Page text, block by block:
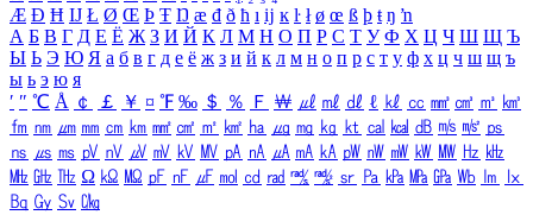
Æ Ð Ħ Ĳ Ł Ø Œ Þ Ŧ Ŋ æ đ ð ħ ı ĳ ĸ ŀ ł ø œ ß þ ŧ ŋ ŉ
А Б В Г Д Е Ё Ж З И Й К Л М Н О П Р С Т У Ф Х Ц Ч Ш Щ Ъ
Ы Ь Э Ю Я а б в г д е ё ж з и й к л м н о п р с т у ф х ц ч ш щ ъ
ы ь э ю я
′ ″ ℃ Å ￠ ￡ ￥ ¤ ℉ ‰ ＄ ％ Ｆ ￦ ㎕ ㎖ ㎗ ℓ ㎘ ㏄ ㎣ ㎤ ㎥ ㎦
㎙ ㎚ ㎛ ㎜ ㎝ ㎞ ㎟ ㎠ ㎡ ㎢ ㏊ ㎍ ㎎ ㎏ ㏏ ㎈ ㎉ ㏈ ㎧ ㎨ ㎰
㎱ ㎲ ㎳ ㎴ ㎵ ㎶ ㎷ ㎸ ㎹ ㎀ ㎁ ㎂ ㎃ ㎄ ㎺ ㎻ ㎽ ㎾ ㎿ ㎐ ㎑
㎒ ㎓ ㎔ Ω ㏀ ㏁ ㎊ ㎋ ㎌ ㏖ ㏅ ㎭ ㎮ ㎯ ㏛ ㎩ ㎪ ㎫ ㎬ ㏝ ㏐
㏓
㏃ ㏉ ㏜ ㏆